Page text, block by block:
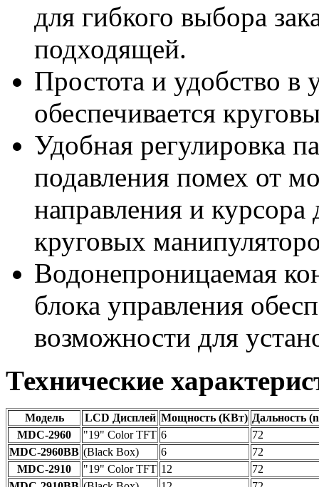
для гибкого выбора
подходящей.
Простота и удобство в
обеспечивается
Удобная регулировка
подавления помех от
направления и
круговых
Водонепроницаемая
блока управления
возможности для
Технические
Модель LCD Дисплей Мощность (КВт) Дальность
MDC-2960
"19" Color TFT 6
72
MDC-2960BB (Black Box) 6
72
MDC-2910
"19" Color TFT 12
72